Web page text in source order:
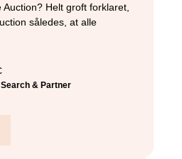
Helt groft forklaret,
således, at alle
& Partner